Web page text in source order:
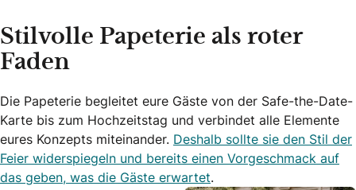
Stilvolle Papeterie als roter
Faden
Die Papeterie begleitet eure Gäste von der Safe-the-Date-
Karte bis zum Hochzeitstag und verbindet alle Elemente
eures Konzepts miteinander. Deshalb sollte sie den Stil der
Feier widerspiegeln und bereits einen Vorgeschmack auf
das geben, was die Gäste erwartet.